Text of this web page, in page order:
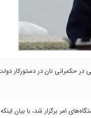
حکمرانی نان در دستورکار
امر برگزار شد، با بیان اینکه